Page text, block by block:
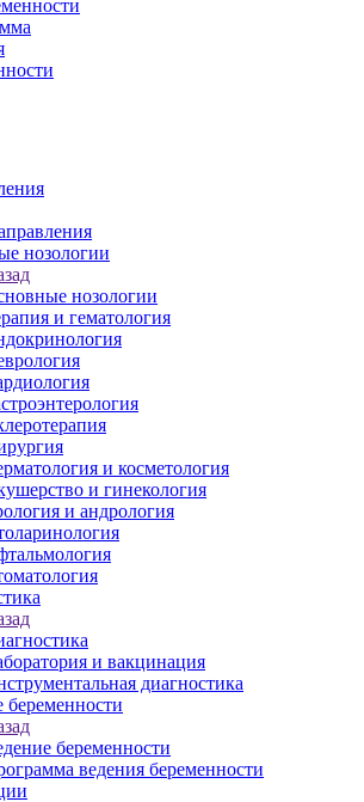
нозологии
нозологии
и гематология
и косметология
и гинекология
и андрология
и вакцинация
диагностика
беременности
беременности
ведения беременности